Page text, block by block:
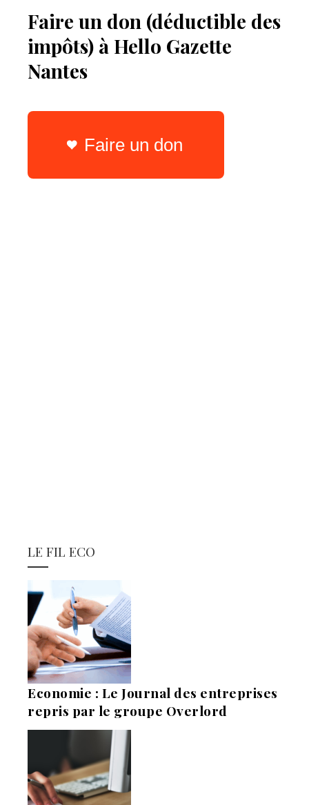
Faire un don (déductible des
impôts) à Hello Gazette
Nantes
Faire un don
LE FIL ECO
Economie : Le Journal des entreprises
repris par le groupe Overlord